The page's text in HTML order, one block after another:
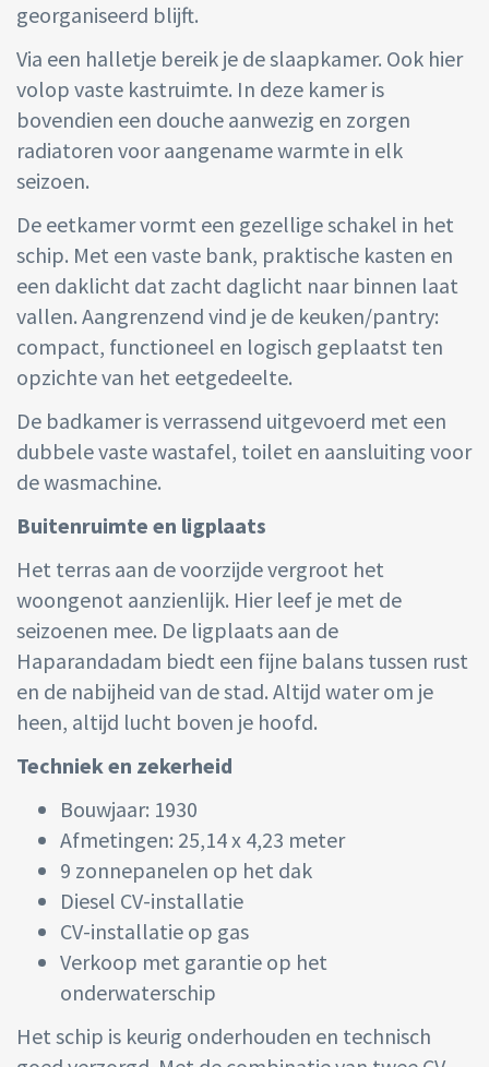
georganiseerd blijft.
Via een halletje bereik je de slaapkamer. Ook hier
volop vaste kastruimte. In deze kamer is
bovendien een douche aanwezig en zorgen
radiatoren voor aangename warmte in elk
seizoen.
De eetkamer vormt een gezellige schakel in het
schip. Met een vaste bank, praktische kasten en
een daklicht dat zacht daglicht naar binnen laat
vallen. Aangrenzend vind je de keuken/pantry:
compact, functioneel en logisch geplaatst ten
opzichte van het eetgedeelte.
De badkamer is verrassend uitgevoerd met een
dubbele vaste wastafel, toilet en aansluiting voor
de wasmachine.
Buitenruimte en ligplaats
Het terras aan de voorzijde vergroot het
woongenot aanzienlijk. Hier leef je met de
seizoenen mee. De ligplaats aan de
Haparandadam biedt een fijne balans tussen rust
en de nabijheid van de stad. Altijd water om je
heen, altijd lucht boven je hoofd.
Techniek en zekerheid
Bouwjaar: 1930
Afmetingen: 25,14 x 4,23 meter
9 zonnepanelen op het dak
Diesel CV-installatie
CV-installatie op gas
Verkoop met garantie op het
onderwaterschip
Het schip is keurig onderhouden en technisch